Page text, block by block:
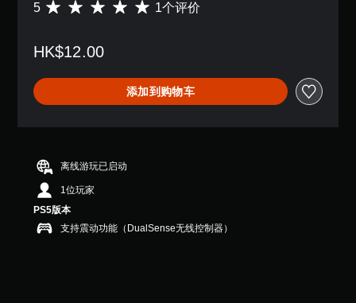
平
价
颗
星
（
颗
星
，
1
个
评
5 1个评价
HK$12.00
添加到购物车
离线游玩已启动
1位玩家
PS5版本
支持震动功能（DualSense无线控制器）